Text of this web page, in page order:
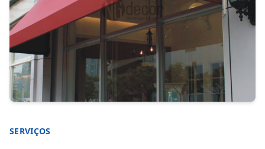
SERVIÇOS